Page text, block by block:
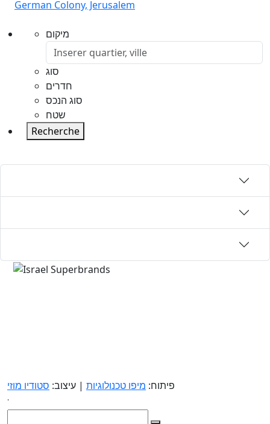
German Colony, Jerusalem
מיקום
סוג
חדרים
סוג הנכס
שטח
Recherche
פיתוח: מיפו טכנולוגיות | עיצוב: סטודיו מוזי
.